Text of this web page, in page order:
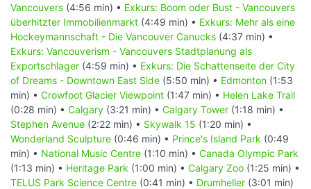
Vancouvers (4:56 min) • Exkurs: Boom oder Bust - Vancouvers
überhitzter Immobilienmarkt (4:49 min) • Exkurs: Mehr als eine
Hockeymannschaft - Die Vancouver Canucks (4:37 min) •
Exkurs: Vancouverism - Vancouvers Stadtplanung als
Exportschlager (4:59 min) • Exkurs: Die Schattenseite der City
of Dreams - Downtown East Side (5:50 min) • Edmonton (1:53
min) • Crowfoot Glacier Viewpoint (1:47 min) • Helen Lake Trail
(0:28 min) • Calgary (3:21 min) • Calgary Tower (1:18 min) •
Stephen Avenue (2:22 min) • Skywalk 15 (1:20 min) •
Wonderland Sculpture (0:46 min) • Prince's Island Park (0:49
min) • National Music Centre (1:10 min) • Canada Olympic Park
(1:13 min) • Heritage Park (1:00 min) • Calgary Zoo (1:25 min) •
TELUS Park Science Centre (0:41 min) • Drumheller (3:01 min)